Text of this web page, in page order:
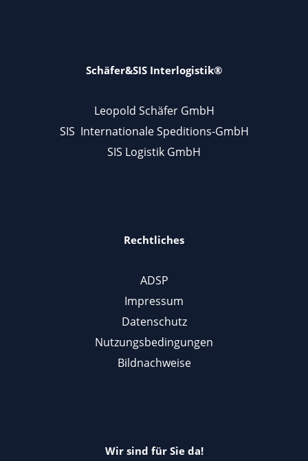
Schäfer&SIS Interlogistik®
Leopold Schäfer GmbH
SIS Internationale Speditions-GmbH
SIS Logistik GmbH
Rechtliches
ADSP
Impressum
Datenschutz
Nutzungsbedingungen
Bildnachweise
Wir sind für Sie da!